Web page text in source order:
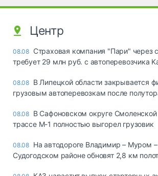
Центр
08.08 Страховая компания "Пари" через
требует 29 млн руб. с автоперевозчика
08.08 В Липецкой области закрывается
грузовым автоперевозкам после
08.08 В Сафоновском округе Смоленской
трассе М-1 полностью выгорел грузовик
08.08 На автодороге Владимир – Муром
Судогодском районе обновят 2,8 км